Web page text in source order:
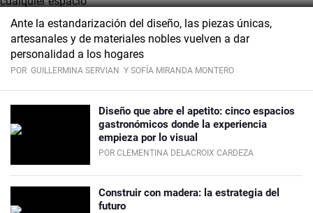
Ante la estandarización del diseño, las piezas únicas,
artesanales y de materiales nobles vuelven a dar
personalidad a los hogares
POR GUILLERMINA SERVIAN Y SOFÍA MIRANDA MONTERO
Diseño que abre el apetito: cinco espacios
gastronómicos donde la experiencia
empieza por lo visual
POR CLEMENTINA DELACROIX CARDEZA
Construir con madera: la estrategia del
futuro